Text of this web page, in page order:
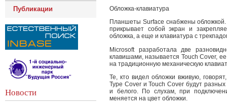
Публикации
Новости
Обложка-клавиатура
Планшеты Surface снабжены
прикрывает собой экран и
обложка, а еще и клавиатура с
Microsoft разработала две
клавишами, называется Touch Cover,
на традиционную механическую
Те, кто видел обложки вживую,
Type Cover и Touch Cover будут разных
и белого. По слухам, при
меняется на цвет обложки.